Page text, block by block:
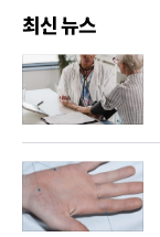
최신 뉴스